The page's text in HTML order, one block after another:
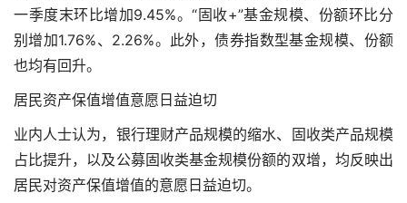
一季度末环比增加9.45%。“固收+”基金规模、份额环比分
别增加1.76%、2.26%。此外，债券指数型基金规模、份额
也均有回升。
居民资产保值增值意愿日益迫切
业内人士认为，银行理财产品规模的缩水、固收类产品规模
占比提升，以及公募固收类基金规模份额的双增，均反映出
居民对资产保值增值的意愿日益迫切。